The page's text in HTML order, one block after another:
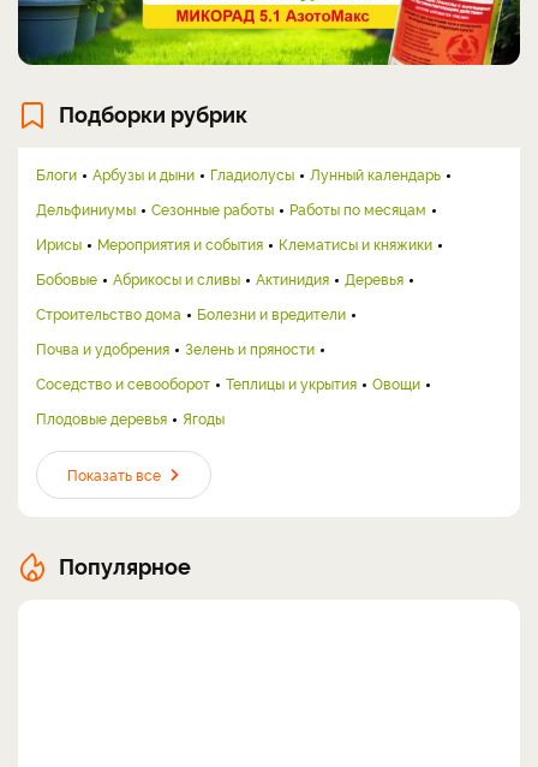
Подборки рубрик
Блоги Арбузы и дыни Гладиолусы
Лунный календарь
Дельфиниумы
Сезонные работы
Работы по месяцам
Ирисы
Мероприятия и события
Клематисы и княжики
Бобовые
Абрикосы и сливы Актинидия
Деревья
Строительство дома
Болезни и вредители
Почва и удобрения
Зелень и пряности
Соседство и севооборот
Теплицы и укрытия
Овощи
Плодовые деревья
Ягоды
Показать все
Популярное